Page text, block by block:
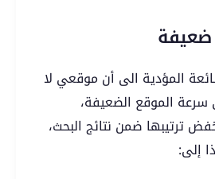
المؤدية الى أن موقعي لا
الموقع الضعيفة،
ترتيبها ضمن نتائج البحث،
إلى: